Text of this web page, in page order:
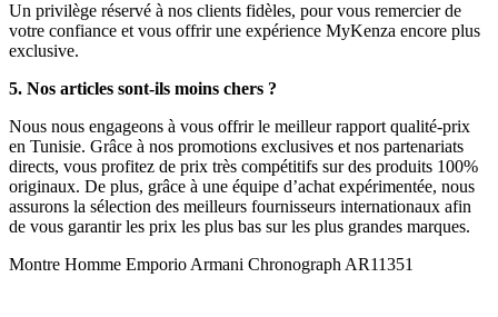
Un privilège réservé à nos clients fidèles, pour vous remercier de
votre confiance et vous offrir une expérience MyKenza encore plus
exclusive.
5. Nos articles sont-ils moins chers ?
Nous nous engageons à vous offrir le meilleur rapport qualité-prix
en Tunisie. Grâce à nos promotions exclusives et nos partenariats
directs, vous profitez de prix très compétitifs sur des produits 100%
originaux. De plus, grâce à une équipe d’achat expérimentée, nous
assurons la sélection des meilleurs fournisseurs internationaux afin
de vous garantir les prix les plus bas sur les plus grandes marques.
Montre Homme Emporio Armani Chronograph AR11351